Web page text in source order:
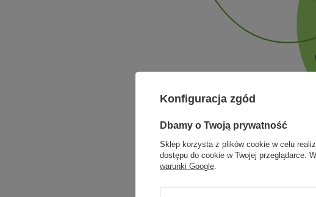
Konfiguracja zgód
Dbamy o Twoją prywatność
Sklep korzysta z plików cookie w celu
dostępu do cookie w Twojej przeglądarce.
warunki Google